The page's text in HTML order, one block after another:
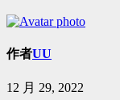
作者UU
12 月 29, 2022